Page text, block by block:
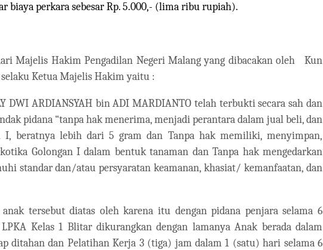
biaya perkara sebesar Rp. 5.000,- (lima ribu rupiah).
Majelis Hakim Pengadilan Negeri Malang yang dibacakan oleh
Kun
Ketua Majelis Hakim yaitu :
DWI ARDIANSYAH bin ADI MARDIANTO telah terbukti secara sah dan
pidana “tanpa hak menerima, menjadi perantara dalam jual beli, dan
I, beratnya lebih dari 5 gram dan Tanpa hak memiliki, menyimpan,
Golongan I dalam bentuk tanaman dan Tanpa hak mengedarkan
standar dan/atau persyaratan keamanan, khasiat/ kemanfaatan, dan
tersebut diatas oleh karena itu dengan pidana penjara selama 6
Kelas 1 Blitar dikurangkan dengan lamanya Anak berada dalam
ditahan dan Pelatihan Kerja 3 (tiga) jam dalam 1 (satu) hari selama 6